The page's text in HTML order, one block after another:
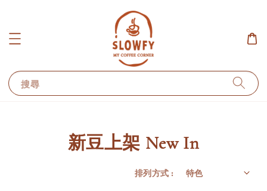
搜尋
新豆上架 New In
排列方式 :